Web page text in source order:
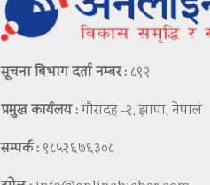
सूचना बिभाग दर्ता नम्बर : ८९२
प्रमुख कार्यलय :गौरादह -२, झापा, नेपाल
सम्पर्क : ९८५२६७६३०८